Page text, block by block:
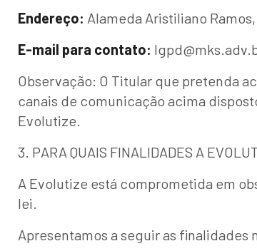
Endereço: Alameda Aristiliano
E-mail para contato:
Observação: O Titular que pretenda
canais de comunicação acima
Evolutize.
3. PARA QUAIS FINALIDADES A
A Evolutize está comprometida em
lei.
Apresentamos a seguir as finalidades